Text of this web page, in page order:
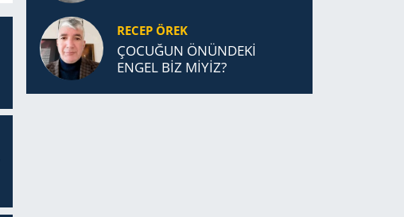
RECEP ÖREK
ÇOCUĞUN ÖNÜNDEKİ
ENGEL BİZ MİYİZ?